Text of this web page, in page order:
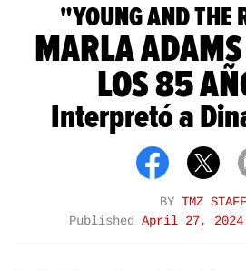
"YOUNG AND THE
MARLA
LOS 85
Interpretó a
BY TMZ STAFF
Published April 27, 2024